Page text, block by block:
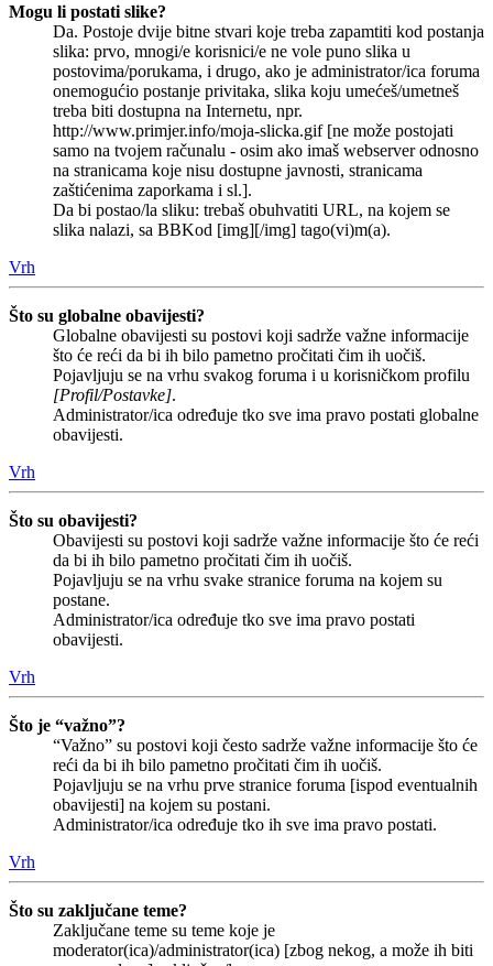
Mogu li postati slike?
Da. Postoje dvije bitne stvari koje treba zapamtiti kod postanja
slika: prvo, mnogi/e korisnici/e ne vole puno slika u
postovima/porukama, i drugo, ako je administrator/ica foruma
onemogućio postanje privitaka, slika koju umećeš/umetneš
treba biti dostupna na Internetu, npr.
http://www.primjer.info/moja-slicka.gif [ne može postojati
samo na tvojem računalu - osim ako imaš webserver odnosno
na stranicama koje nisu dostupne javnosti, stranicama
zaštićenima zaporkama i sl.].
Da bi postao/la sliku: trebaš obuhvatiti URL, na kojem se
slika nalazi, sa BBKod [img][/img] tago(vi)m(a).
Vrh
Što su globalne obavijesti?
Globalne obavijesti su postovi koji sadrže važne informacije
što će reći da bi ih bilo pametno pročitati čim ih uočiš.
Pojavljuju se na vrhu svakog foruma i u korisničkom profilu
[Profil/Postavke].
Administrator/ica određuje tko sve ima pravo postati globalne
obavijesti.
Vrh
Što su obavijesti?
Obavijesti su postovi koji sadrže važne informacije što će reći
da bi ih bilo pametno pročitati čim ih uočiš.
Pojavljuju se na vrhu svake stranice foruma na kojem su
postane.
Administrator/ica određuje tko sve ima pravo postati
obavijesti.
Vrh
Što je “važno”?
“Važno” su postovi koji često sadrže važne informacije što će
reći da bi ih bilo pametno pročitati čim ih uočiš.
Pojavljuju se na vrhu prve stranice foruma [ispod eventualnih
obavijesti] na kojem su postani.
Administrator/ica određuje tko ih sve ima pravo postati.
Vrh
Što su zaključane teme?
Zaključane teme su teme koje je
moderator(ica)/administrator(ica) [zbog nekog, a može ih biti